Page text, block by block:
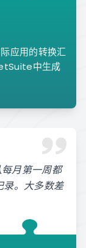
应用的转换汇
中生成
月第一周都
。大多数差